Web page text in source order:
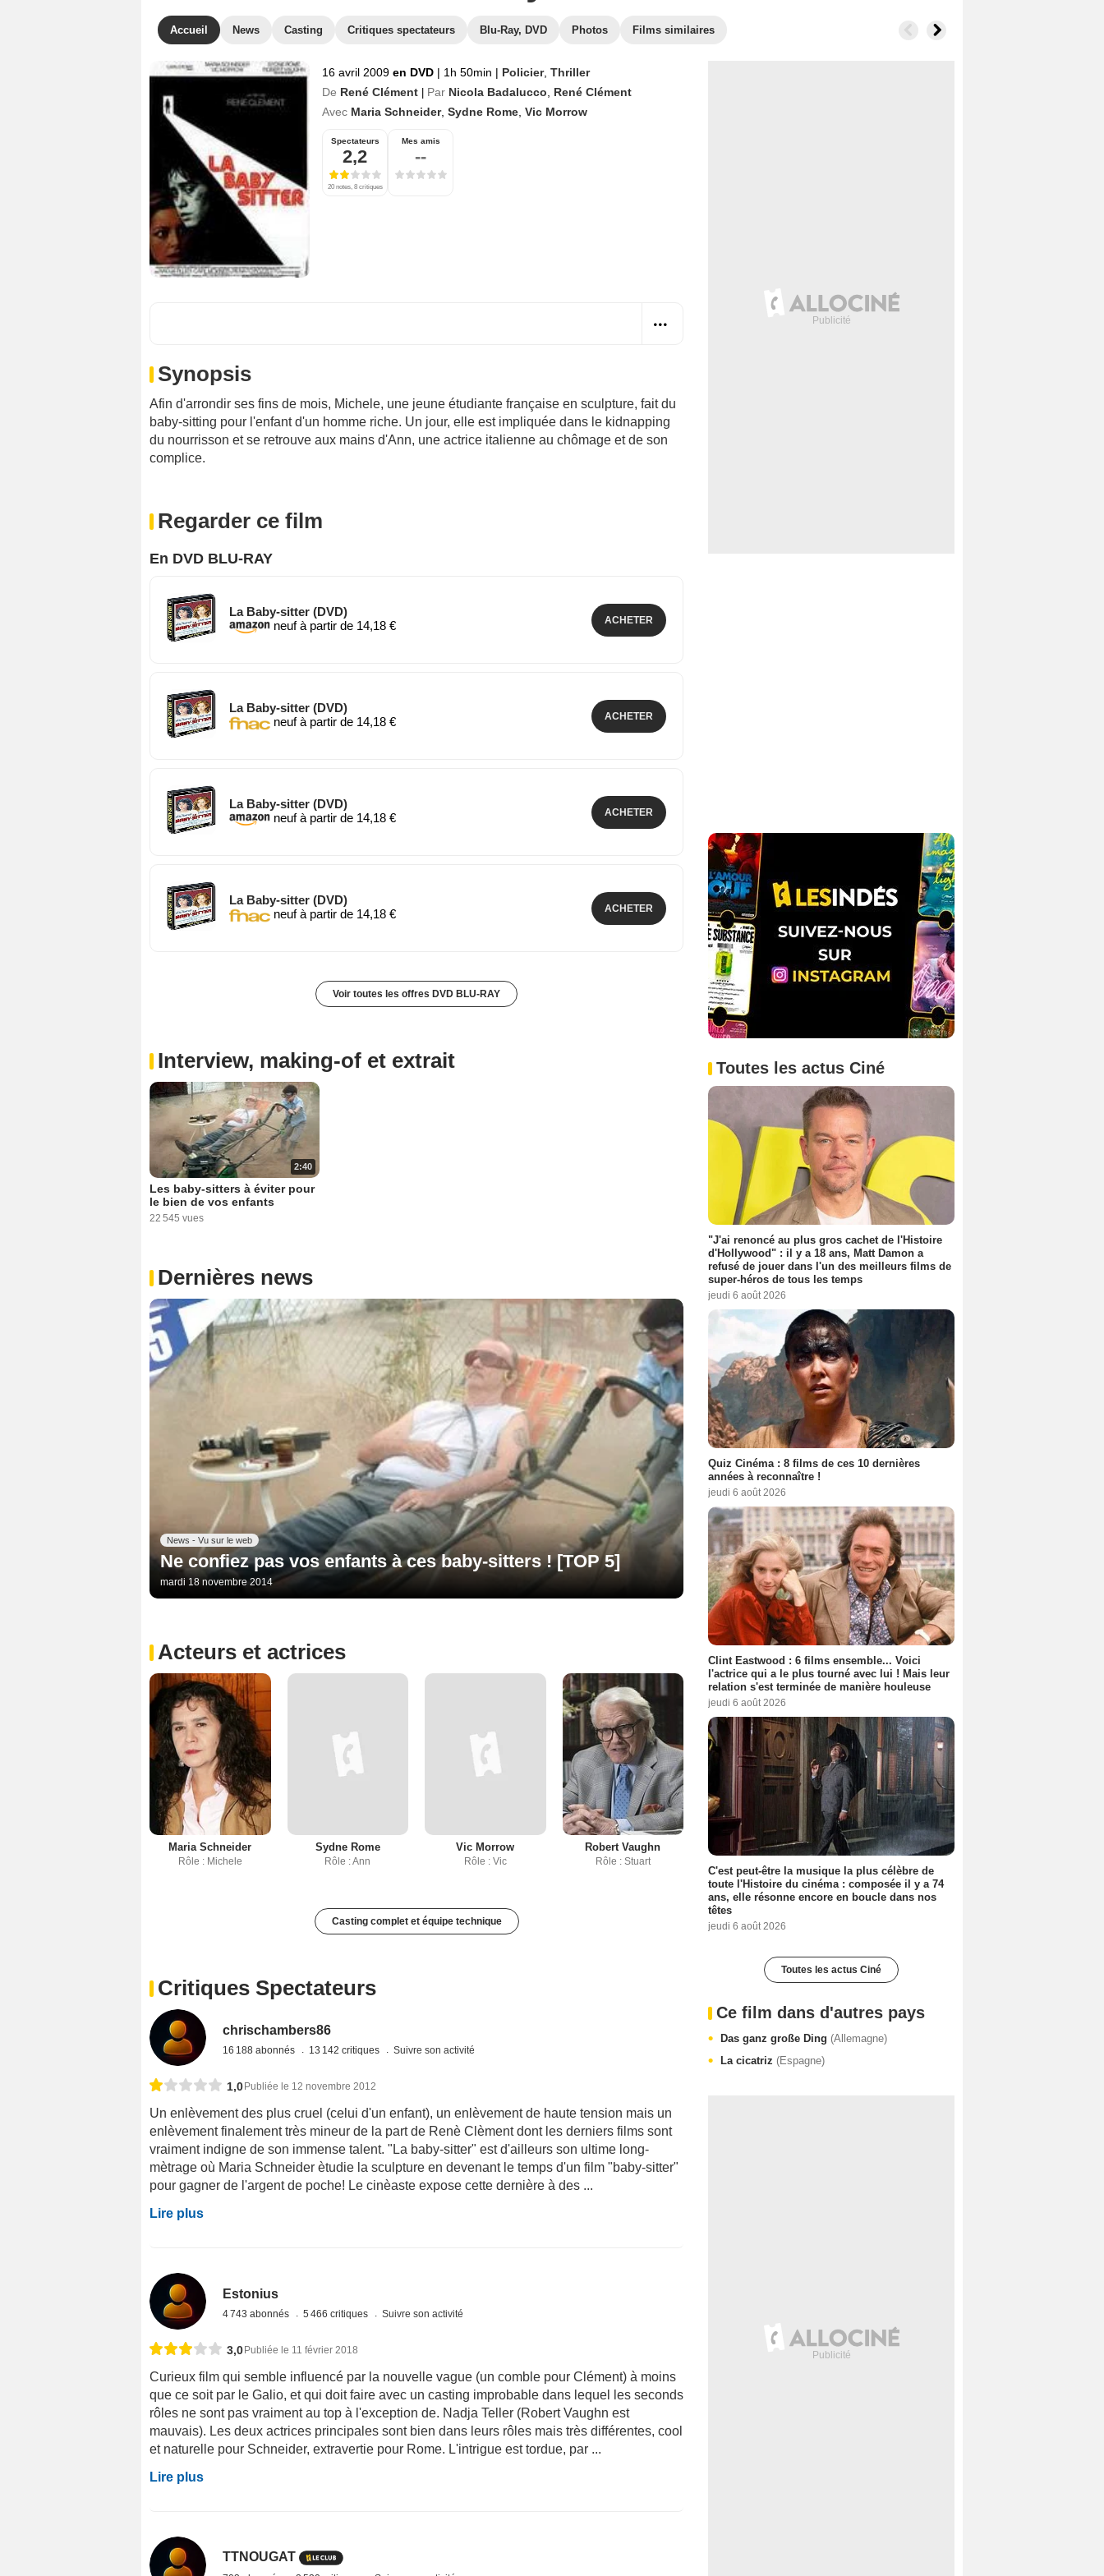
Accueil News Casting Critiques spectateurs Blu-Ray, DVD Photos Films similaires
16 avril 2009 en DVD | 1h 50min | Policier, Thriller
De René Clément Par Nicola Badalucco
René Clément
Avec Maria Schneider, Sydne Rome Vic Morrow
Spectateurs
2,2
20 notes, 8 critiques
Mes amis
--
Synopsis
Afin d'arrondir ses fins de mois, Michele, une jeune étudiante française en sculpture, fait du
baby-sitting pour l'enfant d'un homme riche. Un jour, elle est impliquée dans le kidnapping
du nourrisson et se retrouve aux mains d'Ann, une actrice italienne au chômage et de son
complice.
Regarder ce film
En DVD BLU-RAY
La Baby-sitter (DVD)
neuf à partir de 14,18 €
ACHETER
La Baby-sitter (DVD)
neuf à partir de 14,18 €
ACHETER
La Baby-sitter (DVD)
neuf à partir de 14,18 €
ACHETER
La Baby-sitter (DVD)
neuf à partir de 14,18 €
ACHETER
Voir toutes les offres DVD BLU-RAY
Interview, making-of et extrait
2:40
Les baby-sitters à éviter pour
le bien de vos enfants
22 545 vues
Dernières news
News - Vu sur le web
Ne confiez pas vos enfants à ces baby-sitters ! [TOP 5]
mardi 18 novembre 2014
Acteurs et actrices
Maria Schneider
Rôle : Michele
Sydne Rome
Rôle : Ann
Vic Morrow
Rôle : Vic
Robert Vaughn
Rôle : Stuart
Casting complet et équipe technique
Critiques Spectateurs
chrischambers86
16 188 abonnés 13 142 critiques Suivre son activité
1,0 Publiée le 12 novembre 2012
Un enlèvement des plus cruel (celui d'un enfant), un enlèvement de haute tension mais un
enlèvement finalement très mineur de la part de Renè Clèment dont les derniers films sont
vraiment indigne de son immense talent. "La baby-sitter" est d'ailleurs son ultime long-
mètrage où Maria Schneider ètudie la sculpture en devenant le temps d'un film "baby-sitter"
pour gagner de l'argent de poche! Le cinèaste expose cette dernière à des ...
Lire plus
Estonius
4 743 abonnés 5 466 critiques Suivre son activité
3,0 Publiée le 11 février 2018
Curieux film qui semble influencé par la nouvelle vague (un comble pour Clément) à moins
que ce soit par le Galio, et qui doit faire avec un casting improbable dans lequel les seconds
rôles ne sont pas vraiment au top à l'exception de. Nadja Teller (Robert Vaughn est
mauvais). Les deux actrices principales sont bien dans leurs rôles mais très différentes, cool
et naturelle pour Schneider, extravertie pour Rome. L'intrigue est tordue, par ...
Lire plus
TTNOUGAT
Toutes les actus Ciné
"J'ai renoncé au plus gros cachet de l'Histoire
d'Hollywood" : il y a 18 ans, Matt Damon a
refusé de jouer dans l'un des meilleurs films de
super-héros de tous les temps
jeudi 6 août 2026
Quiz Cinéma : 8 films de ces 10 dernières
années à reconnaître !
jeudi 6 août 2026
Clint Eastwood : 6 films ensemble... Voici
l'actrice qui a le plus tourné avec lui ! Mais leur
relation s'est terminée de manière houleuse
jeudi 6 août 2026
C'est peut-être la musique la plus célèbre de
toute l'Histoire du cinéma : composée il y a 74
ans, elle résonne encore en boucle dans nos
têtes
jeudi 6 août 2026
Toutes les actus Ciné
Ce film dans d'autres pays
Das ganz große Ding (Allemagne)
La cicatriz (Espagne)